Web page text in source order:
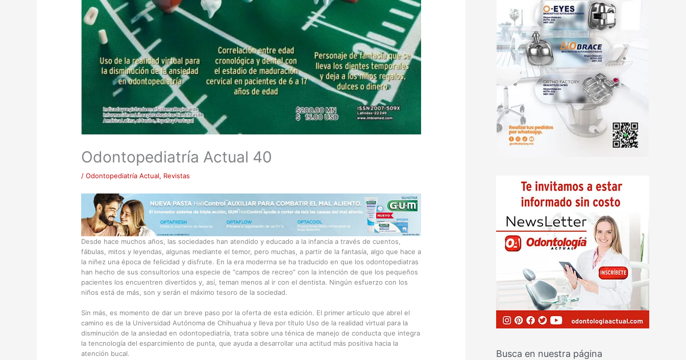
Odontopediatría Actual 40
/ Odontopediatría Actual, Revistas
Desde hace muchos años, las sociedades han atendido y educado a la infancia a través de cuentos,
fábulas, mitos y leyendas, algunas mediante el temor, pero muchas, a partir de la fantasía, algo que hace a
la niñez una época de felicidad y disfrute. En la era moderrna se ha traducido en que los odontopediatras
han hecho de sus consultorios una especie de “campos de recreo” con la intención de que los pequeños
pacientes los encuentren divertidos y, así, teman menos al ir con el dentista. Ningún esfuerzo con los
niños está de más, son y serán el máximo tesoro de la sociedad.
Sin más, es momento de dar un breve paso por la oferta de esta edición. El primer artículo que abrel el
camino es de la Universidad Autónoma de Chihuahua y lleva por título Uso de la realidad virtual para la
disminución de la ansiedad en odontopediatría, trata sobre una ténica de manejo de conducta que integra
la tencnología del esparcimiento de punta, que ayuda a desarrollar una actitud más positiva hacia la
atención bucal.
Busca en nuestra página